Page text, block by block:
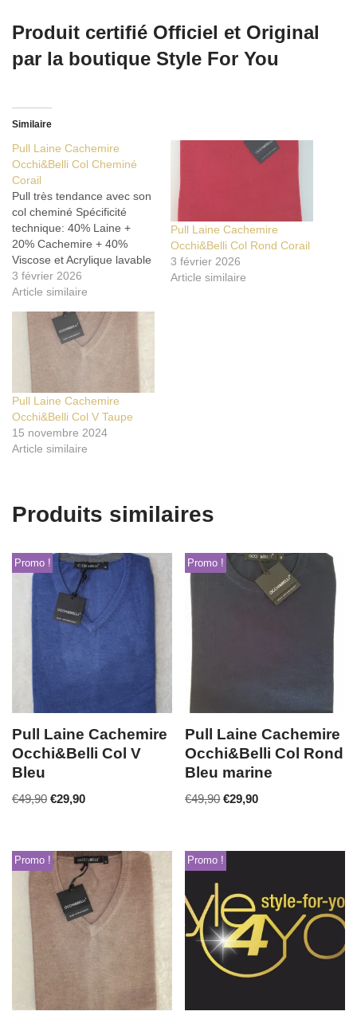
Produit certifié Officiel et Original
par la boutique Style For You
Similaire
Pull Laine Cachemire
Occhi&Belli Col Cheminé
Corail
Pull très tendance avec son
col cheminé Spécificité
technique: 40% Laine +
20% Cachemire + 40%
Viscose et Acrylique lavable
en machine à Froid --> 30°
(avec filet de lingerie) du M
3 février 2026
Article similaire
Pull Laine Cachemire
Occhi&Belli Col Rond Corail
3 février 2026
Article similaire
Pull Laine Cachemire
Occhi&Belli Col V Taupe
15 novembre 2024
Article similaire
Produits similaires
Promo !
Pull Laine Cachemire
Occhi&Belli Col V
Bleu
€49,90 €29,90
Promo !
Pull Laine Cachemire
Occhi&Belli Col Rond
Bleu marine
€49,90 €29,90
Promo ! Promo !